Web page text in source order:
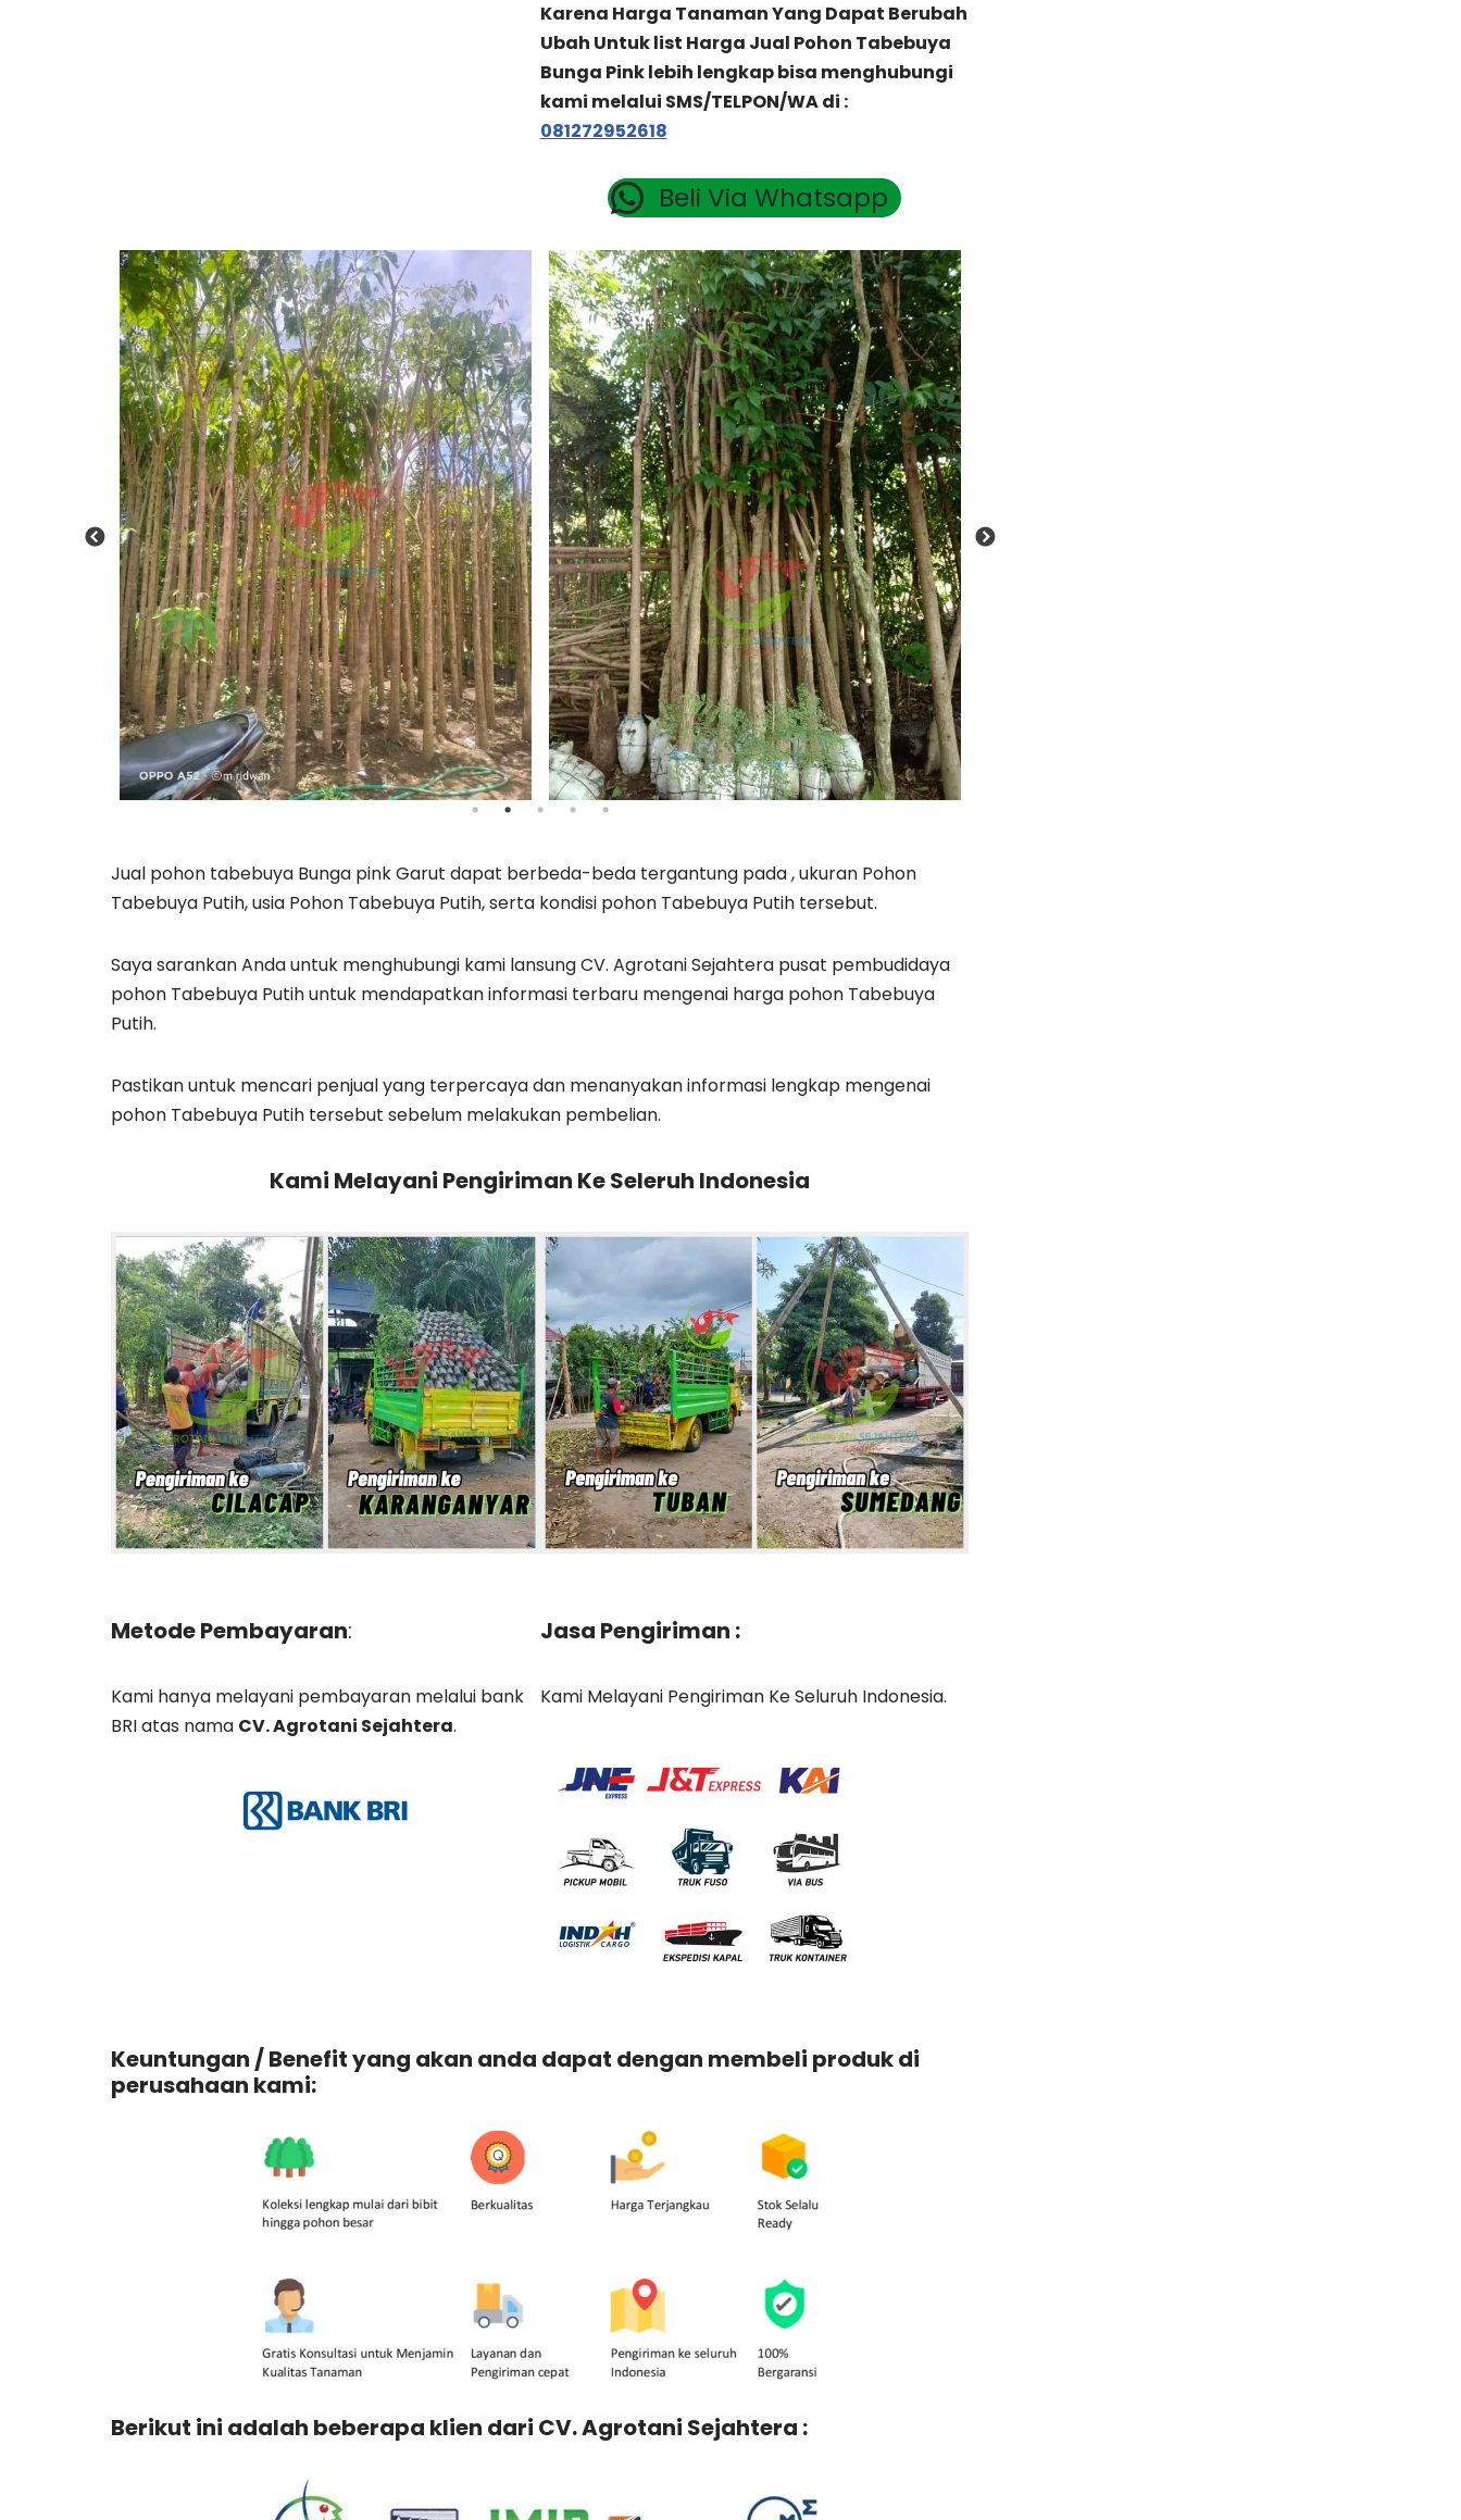
Karena Harga Tanaman Yang Dapat Berubah
Ubah Untuk list Harga Jual Pohon Tabebuya
Bunga Pink lebih lengkap bisa menghubungi
kami melalui SMS/TELPON/WA di :
081272952618
Beli Via Whatsapp
Jual pohon tabebuya Bunga pink Garut dapat berbeda-beda tergantung pada , ukuran Pohon
Tabebuya Putih, usia Pohon Tabebuya Putih, serta kondisi pohon Tabebuya Putih tersebut.
Saya sarankan Anda untuk menghubungi kami lansung CV. Agrotani Sejahtera pusat pembudidaya
pohon Tabebuya Putih untuk mendapatkan informasi terbaru mengenai harga pohon Tabebuya
Putih.
Pastikan untuk mencari penjual yang terpercaya dan menanyakan informasi lengkap mengenai
pohon Tabebuya Putih tersebut sebelum melakukan pembelian.
Kami Melayani Pengiriman Ke Seleruh Indonesia
Metode Pembayaran:
Kami hanya melayani pembayaran melalui bank
BRI atas nama CV. Agrotani Sejahtera.
Jasa Pengiriman :
Kami Melayani Pengiriman Ke Seluruh Indonesia.
Keuntungan / Benefit yang akan anda dapat dengan membeli produk di
perusahaan kami:
Berikut ini adalah beberapa klien dari CV. Agrotani Sejahtera :